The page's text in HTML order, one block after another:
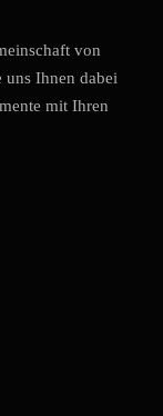
von
uns Ihnen dabei
mit Ihren